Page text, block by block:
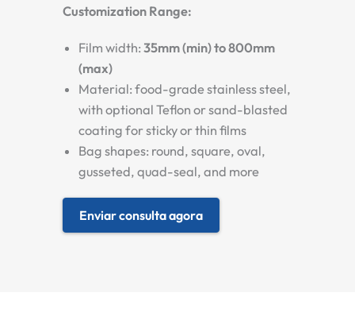
Customization Range:
Film width: 35mm (min) to 800mm
(max)
Material: food-grade stainless steel,
with optional Teflon or sand-blasted
coating for sticky or thin films
Bag shapes: round, square, oval,
gusseted, quad-seal, and more
Enviar consulta agora